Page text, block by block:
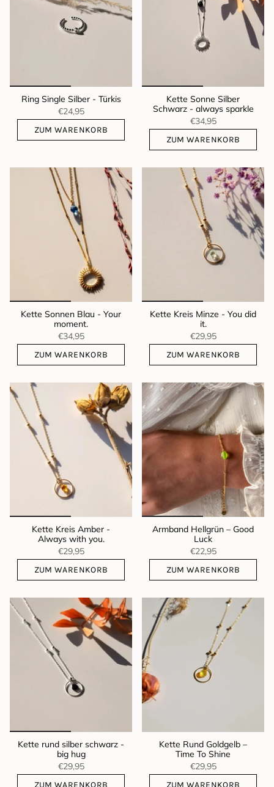
Ring Single Silber - Türkis
€24,95
ZUM WARENKORB
Kette Sonne Silber
Schwarz - always sparkle
€34,95
ZUM WARENKORB
Kette Sonnen Blau - Your
moment.
€34,95
ZUM WARENKORB
Kette Kreis Minze - You did
it.
€29,95
ZUM WARENKORB
Kette Kreis Amber -
Always with you.
€29,95
ZUM WARENKORB
Armband Hellgrün – Good
Luck
€22,95
ZUM WARENKORB
Kette rund silber schwarz -
big hug
€29,95
ZUM WARENKORB
Kette Rund Goldgelb –
Time To Shine
€29,95
ZUM WARENKORB